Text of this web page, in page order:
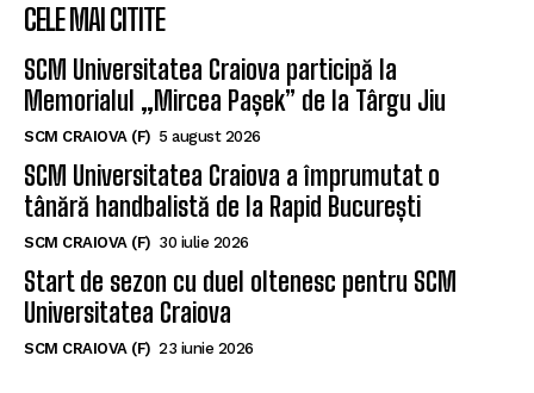
CELE MAI CITITE
SCM Universitatea Craiova participă la
Memorialul „Mircea Pașek” de la Târgu Jiu
SCM CRAIOVA (F) 5 august 2026
SCM Universitatea Craiova a împrumutat o
tânără handbalistă de la Rapid București
SCM CRAIOVA (F) 30 iulie 2026
Start de sezon cu duel oltenesc pentru SCM
Universitatea Craiova
SCM CRAIOVA (F) 23 iunie 2026